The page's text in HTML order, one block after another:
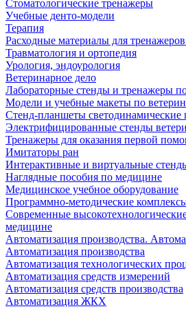
Стоматологические тренажеры
Учебные денто-модели
Терапия
Расходные материалы для
Травматология и ортопедия
Урология, эндоурология
Ветеринарное дело
Лабораторные стенды и тренажеры
Модели и учебные макеты по
Стенд-планшеты светодинамические
Электрифицированные стенды
Тренажеры для оказания первой
Имитаторы ран
Интерактивные и виртуальные
Наглядные пособия по медицине
Медицинское учебное оборудование
Программно-методические
Современные
медицине
Автоматизация производства.
Автоматизация производства
Автоматизация технологических
Автоматизация средств измерений
Автоматизация средств производства
Автоматизация ЖКХ